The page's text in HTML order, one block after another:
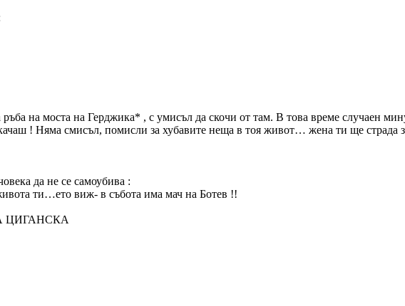
на моста на Герджика* , с умисъл да скочи от там. В това време случаен
! Няма смисъл, помисли за хубавите неща в тоя живот… жена ти ще страда
да не се самоубива :
ти…ето виж- в събота има мач на Ботев !!
ЦИГАНСКА